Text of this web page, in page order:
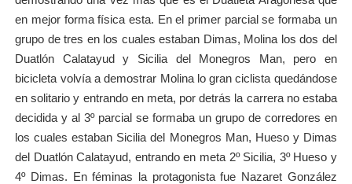
en mejor forma física esta. En el primer parcial se formaba un
grupo de tres en los cuales estaban Dimas, Molina los dos del
Duatlón Calatayud y Sicilia del Monegros Man, pero en
bicicleta volvía a demostrar Molina lo gran ciclista quedándose
en solitario y entrando en meta, por detrás la carrera no estaba
decidida y al 3º parcial se formaba un grupo de corredores en
los cuales estaban Sicilia del Monegros Man, Hueso y Dimas
del Duatlón Calatayud, entrando en meta 2º Sicilia, 3º Hueso y
4º Dimas. En féminas la protagonista fue Nazaret González